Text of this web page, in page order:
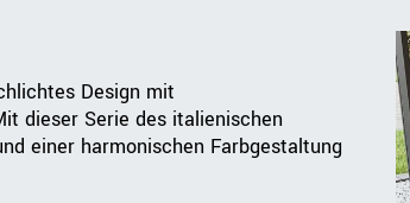
Design mit
dieser Serie des italienischen
einer harmonischen Farbgestaltung